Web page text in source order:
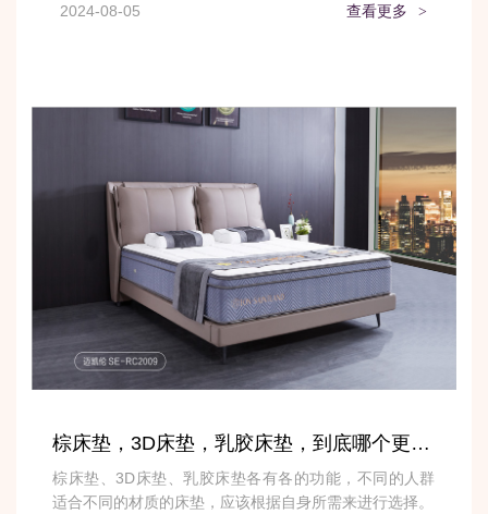
2024-08-05 查看更多 >
棕床垫，3D床垫，乳胶床垫，到底哪个更好？
棕床垫、3D床垫、乳胶床垫各有各的功能，不同的人群
适合不同的材质的床垫，应该根据自身所需来进行选择。